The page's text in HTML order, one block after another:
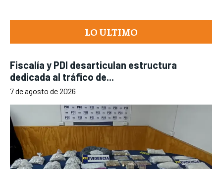
LO ULTIMO
Fiscalía y PDI desarticulan estructura
dedicada al tráfico de...
7 de agosto de 2026